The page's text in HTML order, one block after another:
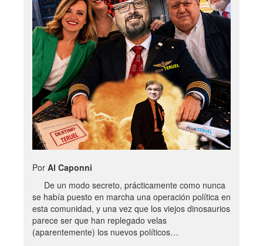
Por Al Caponni
De un modo secreto, prácticamente como nunca
se había puesto en marcha una operación política en
esta comunidad, y una vez que los viejos dinosaurios
parece ser que han replegado velas
(aparentemente) los nuevos políticos…